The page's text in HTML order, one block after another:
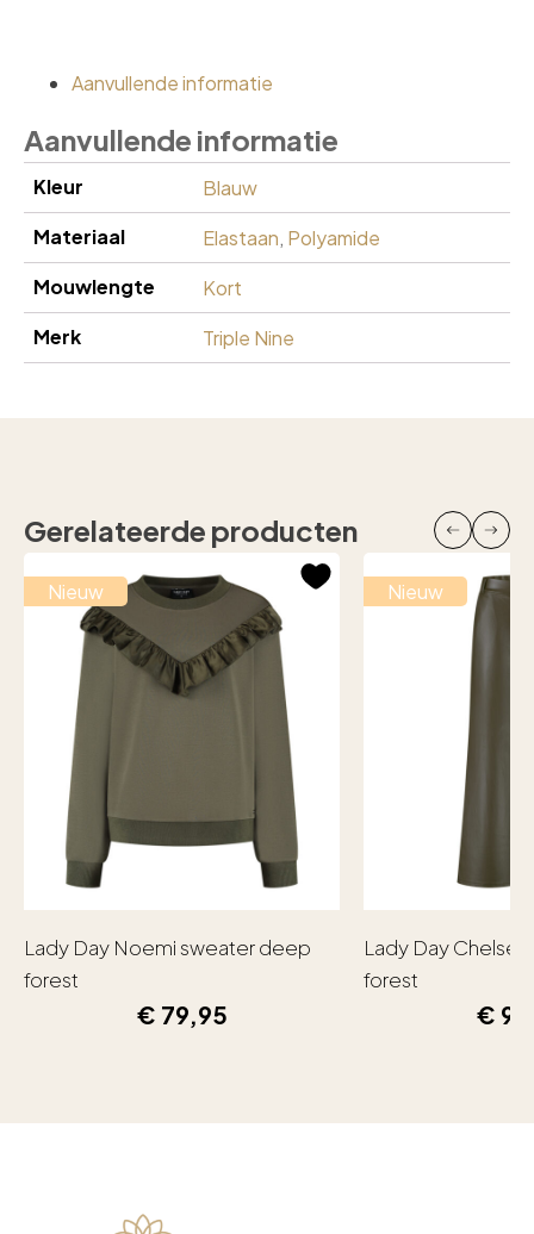
Aanvullende informatie
Aanvullende informatie
Kleur
Blauw
Materiaal
Elastaan, Polyamide
Mouwlengte
Kort
Merk
Triple Nine
Gerelateerde producten
Nieuw
Lady Day Noemi sweater deep
forest
€ 79,95
Nieuw
Lady Day
forest
€